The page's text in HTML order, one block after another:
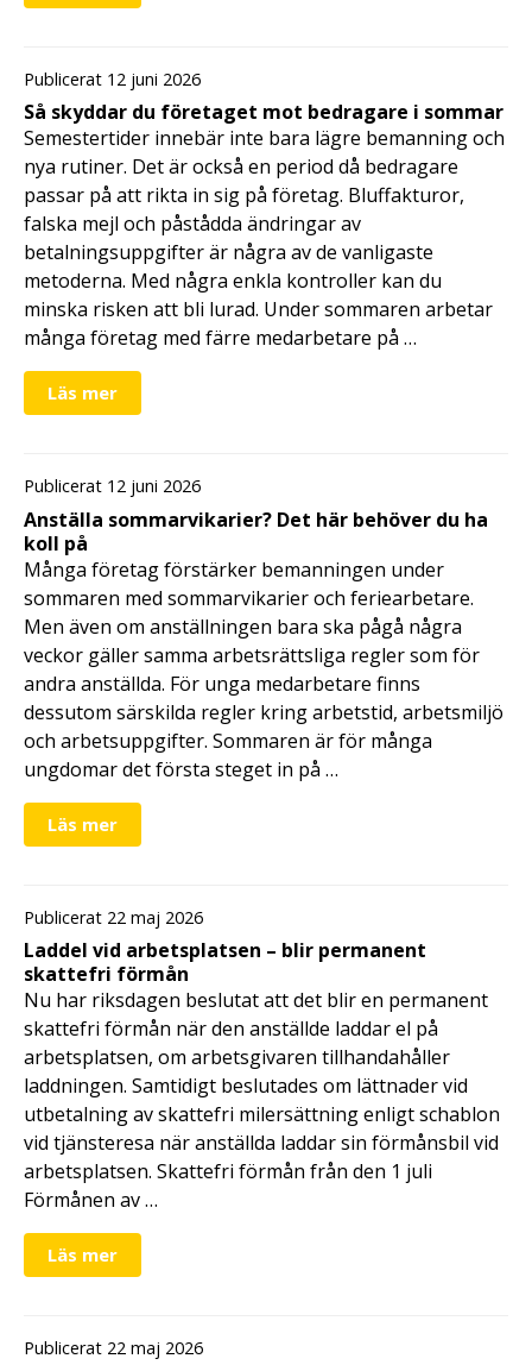
Publicerat 12 juni 2026
Så skyddar du företaget mot bedragare i sommar
Semestertider innebär inte bara lägre bemanning och
nya rutiner. Det är också en period då bedragare
passar på att rikta in sig på företag. Bluffakturor,
falska mejl och påstådda ändringar av
betalningsuppgifter är några av de vanligaste
metoderna. Med några enkla kontroller kan du
minska risken att bli lurad. Under sommaren arbetar
många företag med färre medarbetare på …
Läs mer
Publicerat 12 juni 2026
Anställa sommarvikarier? Det här behöver du ha
koll på
Många företag förstärker bemanningen under
sommaren med sommarvikarier och feriearbetare.
Men även om anställningen bara ska pågå några
veckor gäller samma arbetsrättsliga regler som för
andra anställda. För unga medarbetare finns
dessutom särskilda regler kring arbetstid, arbetsmiljö
och arbetsuppgifter. Sommaren är för många
ungdomar det första steget in på …
Läs mer
Publicerat 22 maj 2026
Laddel vid arbetsplatsen – blir permanent
skattefri förmån
Nu har riksdagen beslutat att det blir en permanent
skattefri förmån när den anställde laddar el på
arbetsplatsen, om arbetsgivaren tillhandahåller
laddningen. Samtidigt beslutades om lättnader vid
utbetalning av skattefri milersättning enligt schablon
vid tjänsteresa när anställda laddar sin förmånsbil vid
arbetsplatsen. Skattefri förmån från den 1 juli
Förmånen av …
Läs mer
Publicerat 22 maj 2026